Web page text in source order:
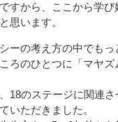
すから、ここから学
思います。
ーの考え方の中でもっ
ろのひとつに「マヤズ
18のステージに関連
いただきました。